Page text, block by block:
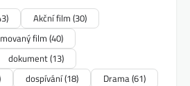
Akční film (30)
film (40)
dokument(13)
dospívání(18) Drama(61)